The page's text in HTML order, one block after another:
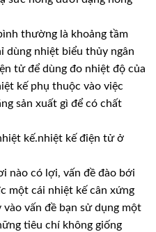
thường là khoảng tầm
dùng nhiệt biểu thủy ngân
tử để dùng đo nhiệt độ của
kế phụ thuộc vào việc
sản xuất gì để có chất
kế.nhiệt kế điện tử ở
nào có lợi, vấn đề đào bới
một cái nhiệt kế cân xứng
vấn đề bạn sử dụng một
tiêu chí không giống